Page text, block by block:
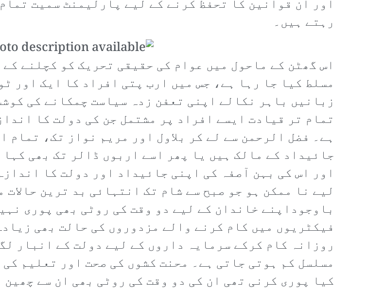
اور ان قوانین کا تحفظ کرنے کے لیے پارلیمنٹ سمیت
رہتے ہیں۔
اس گھٹن کے ماحول میں عوام کی حقیقی تحریک کو کچلنے
مسلط کیا جا رہا ہے، جس میں ارب پتی افراد کا ایک اور
زبانیں باہر نکالے اپنی تعفن زدہ سیاست چمکانے کی
تمام تر قیادت ایسے افراد پر مشتمل جن کی دولت کا
ہے۔ فضل الرحمن سے لے کر بلاول اور مریم نواز تک،
جائیداد کے مالک ہیں یا پھر اسے اربوں ڈالر تک بھی
اور اس کی بہن آصفہ کی اپنی جائیداد اور دولت کا
لیے نا ممکن ہو جو صبح سے شام تک انتہائی بد ترین
باوجوداپنے خاندان کے لیے دو وقت کی روٹی بھی پوری
فیکٹریوں میں کام کرنے والے مزدوروں کی حالت بھی
روزانہ کام کرکے سرمایہ داروں کے لیے دولت کے انبار
مسلسل کم ہوتی جاتی ہے۔ محنت کشوں کی صحت اور تعلیم
کیا پوری کرنی تھی ان کی دو وقت کی روٹی بھی ان سے چھین